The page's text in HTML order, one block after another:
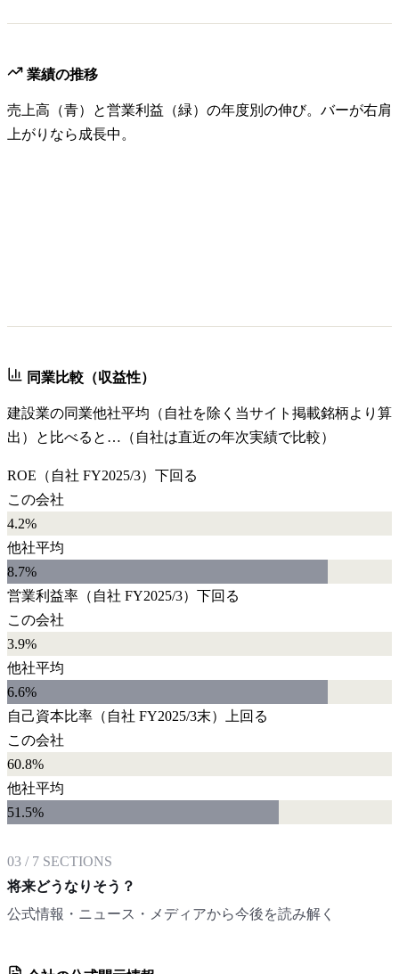
業績の推移
売上高（青）と営業利益（緑）の年度別の伸び。バーが右肩
上がりなら成長中。
同業比較（収益性）
建設業の同業他社平均（自社を除く当サイト掲載銘柄より算
出）と比べると…（自社は直近の年次実績で比較）
ROE （自社 FY2025/3） 下回る
この会社
4.2%
他社平均
8.7%
営業利益率 （自社 FY2025/3） 下回る
この会社
3.9%
他社平均
6.6%
自己資本比率 （自社 FY2025/3末）
上回る
この会社
60.8%
他社平均
51.5%
03 / 7 SECTIONS
将来どうなりそう？
公式情報・ニュース・メディアから今後を読み解く